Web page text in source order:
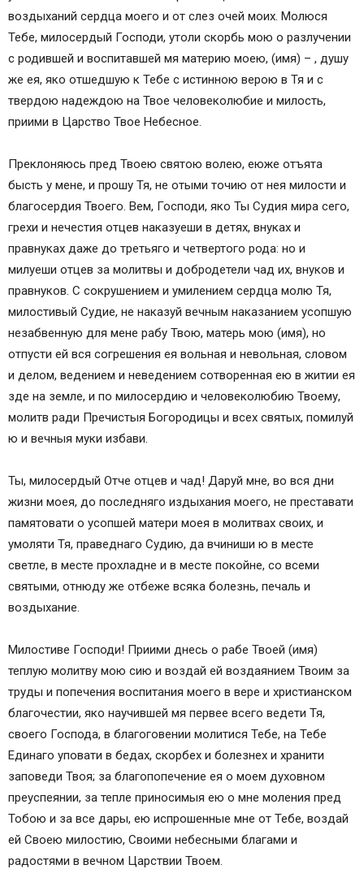
воздыханий сердца моего и от слез очей моих. Молюся
Тебе, милосердый Господи, утоли скорбь мою о разлучении
с родившей и воспитавшей мя материю моею, (имя) – , душу
же ея, яко отшедшую к Тебе с истинною верою в Тя и с
твердою надеждою на Твое человеколюбие и милость,
приими в Царство Твое Небесное.
Преклоняюсь пред Твоею святою волею, еюже отъята
бысть у мене, и прошу Тя, не отыми точию от нея милости и
благосердия Твоего. Вем, Господи, яко Ты Судия мира сего,
грехи и нечестия отцев наказуеши в детях, внуках и
правнуках даже до третьяго и четвертого рода: но и
милуеши отцев за молитвы и добродетели чад их, внуков и
правнуков. С сокрушением и умилением сердца молю Тя,
милостивый Судие, не наказуй вечным наказанием усопшую
незабвенную для мене рабу Твою, матерь мою (имя), но
отпусти ей вся согрешения ея вольная и невольная, словом
и делом, ведением и неведением сотворенная ею в житии ея
зде на земле, и по милосердию и человеколюбию Твоему,
молитв ради Пречистыя Богородицы и всех святых, помилуй
ю и вечныя муки избави.
Ты, милосердый Отче отцев и чад! Даруй мне, во вся дни
жизни моея, до последняго издыхания моего, не преставати
памятовати о усопшей матери моея в молитвах своих, и
умоляти Тя, праведнаго Судию, да вчиниши ю в месте
светле, в месте прохладне и в месте покойне, со всеми
святыми, отнюду же отбеже всяка болезнь, печаль и
воздыхание.
Милостиве Господи! Приими днесь о рабе Твоей (имя)
теплую молитву мою сию и воздай ей воздаянием Твоим за
труды и попечения воспитания моего в вере и христианском
благочестии, яко научившей мя первее всего ведети Тя,
своего Господа, в благоговении молитися Тебе, на Тебе
Единаго уповати в бедах, скорбех и болезнех и хранити
заповеди Твоя; за благопопечение ея о моем духовном
преуспеянии, за тепле приносимыя ею о мне моления пред
Тобою и за все дары, ею испрошенные мне от Тебе, воздай
ей Своею милостию, Своими небесными благами и
радостями в вечном Царствии Твоем.